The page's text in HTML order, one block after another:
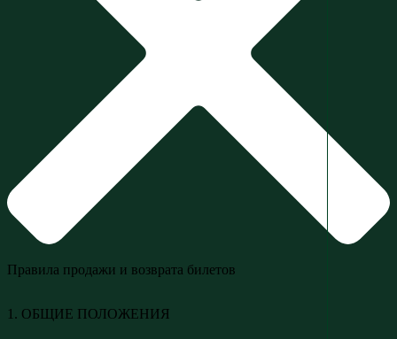
Правила продажи и возврата билетов
1. ОБЩИЕ ПОЛОЖЕНИЯ